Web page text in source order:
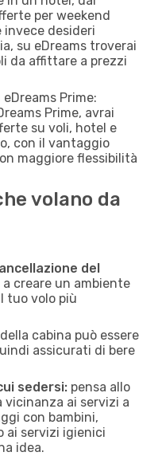
per weekend
invece desideri
su eDreams troverai
da affittare a prezzi
Prime:
Prime, avrai
su voli, hotel e
con il vantaggio
maggiore flessibilità
volano da
del
creare un ambiente
tuo volo più
cabina può essere
assicurati di bere
sedersi: pensa allo
vicinanza ai servizi a
con bambini,
ai servizi igienici
idea.